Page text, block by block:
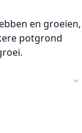
en groeien,
potgrond